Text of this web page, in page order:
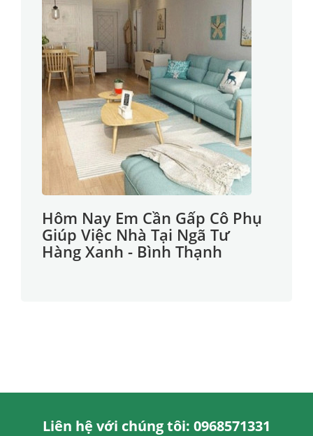
Hôm Nay Em Cần Gấp Cô Phụ
Giúp Việc Nhà Tại Ngã Tư
Hàng Xanh - Bình Thạnh
Liên hệ với chúng tôi: 0968571331